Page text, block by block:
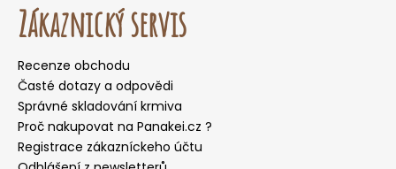
Zákaznický servis
Recenze obchodu
Časté dotazy a odpovědi
Správné skladování krmiva
Proč nakupovat na Panakei.cz ?
Registrace zákazníckeho účtu